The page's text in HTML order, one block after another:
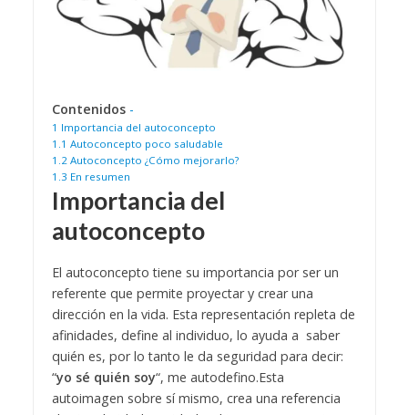
Contenidos -
1 Importancia del autoconcepto
1.1 Autoconcepto poco saludable
1.2 Autoconcepto ¿Cómo mejorarlo?
1.3 En resumen
Importancia del
autoconcepto
El autoconcepto tiene su importancia por ser un
referente que permite proyectar y crear una
dirección en la vida. Esta representación repleta de
afinidades, define al individuo, lo ayuda a saber
quién es, por lo tanto le da seguridad para decir:
“yo sé quién soy“, me autodefino.Esta
autoimagen sobre sí mismo, crea una referencia